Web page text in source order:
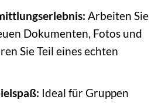
Arbeiten Sie
Dokumenten, Fotos und
Sie Teil eines echten
Ideal für Gruppen